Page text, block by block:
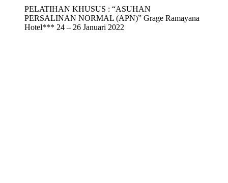
PELATIHAN KHUSUS : “ASUHAN
PERSALINAN NORMAL (APN)” Grage Ramayana
Hotel*** 24 – 26 Januari 2022